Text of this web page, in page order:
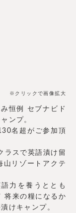
※クリックで画像拡大
恒例 セブナビド
ンプ。
名超がご参加頂
ラスで英語漬け留
山リゾートアクテ
力を養うととも
将来の糧になるか
けキャンプ。